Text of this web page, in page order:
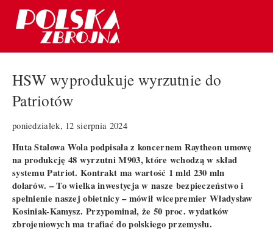
HSW wyprodukuje wyrzutnie do
Patriotów
poniedziałek, 12 sierpnia 2024
Huta Stalowa Wola podpisała z koncernem Raytheon umowę
na produkcję 48 wyrzutni M903, które wchodzą w skład
systemu Patriot. Kontrakt ma wartość 1 mld 230 mln
dolarów. – To wielka inwestycja w nasze bezpieczeństwo i
spełnienie naszej obietnicy – mówił wicepremier Władysław
Kosiniak-Kamysz. Przypominał, że 50 proc. wydatków
zbrojeniowych ma trafiać do polskiego przemysłu.